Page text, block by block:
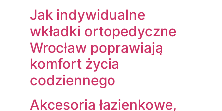
Jak indywidualne
wkładki ortopedyczne
Wrocław poprawiają
komfort życia
codziennego
Akcesoria łazienkowe,